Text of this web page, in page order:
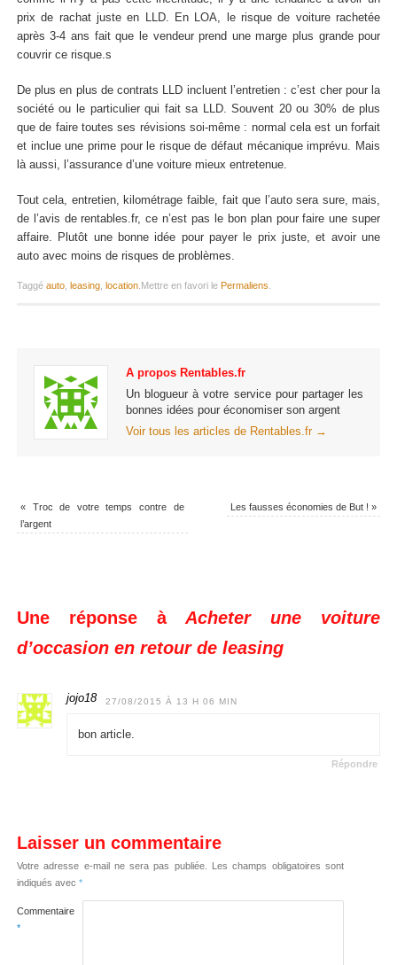
prix de rachat juste en LLD. En LOA, le risque de voiture rachetée
après 3-4 ans fait que le vendeur prend une marge plus grande pour
couvrir ce risque.s
De plus en plus de contrats LLD incluent l’entretien : c’est cher pour la
société ou le particulier qui fait sa LLD. Souvent 20 ou 30% de plus
que de faire toutes ses révisions soi-même : normal cela est un forfait
et inclue une prime pour le risque de défaut mécanique imprévu. Mais
là aussi, l’assurance d’une voiture mieux entretenue.
Tout cela, entretien, kilométrage faible, fait que l’auto sera sure, mais,
de l’avis de rentables.fr, ce n’est pas le bon plan pour faire une super
affaire. Plutôt une bonne idée pour payer le prix juste, et avoir une
auto avec moins de risques de problèmes.
Taggé auto, leasing, location. Mettre en favori le Permaliens
A propos Rentables.fr
Un blogueur à votre service pour partager les
bonnes idées pour économiser son argent
Voir tous les articles de Rentables.fr →
«Troc de votre temps contre de
l’argent
Les fausses économies de But !»
Une réponse àAcheter une voiture
d’occasion en retour de leasing
jojo18 27/08/2015 À 13 H 06 MIN
bon article.
Répondre
Laisser un commentaire
Votre adresse e-mail ne sera pas publiée.
Les champs obligatoires sont
indiqués avec *
Commentaire
*